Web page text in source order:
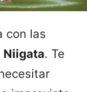
con las
Niigata. Te